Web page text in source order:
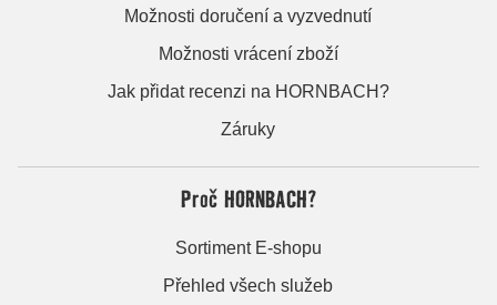
Možnosti doručení a vyzvednutí
Možnosti vrácení zboží
Jak přidat recenzi na HORNBACH?
Záruky
Proč HORNBACH?
Sortiment E-shopu
Přehled všech služeb